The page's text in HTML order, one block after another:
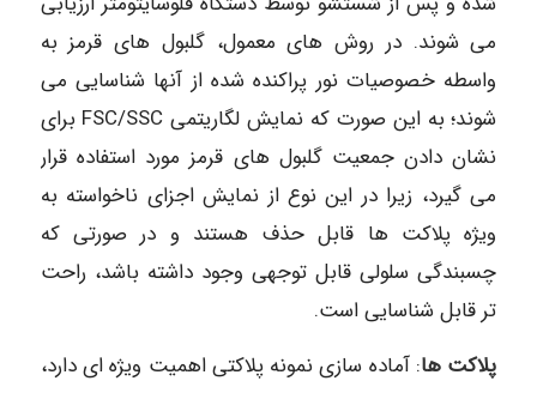
می شوند. در روش های معمول، گلبول های قرمز به
واسطه خصوصیات نور پراکنده شده از آنها شناسایی می
شوند؛ به این صورت که نمایش لگاریتمی FSC/SSC برای
نشان دادن جمعیت گلبول های قرمز مورد استفاده قرار
می گیرد، زیرا در این نوع از نمایش اجزای ناخواسته به
ویژه پلاکت ها قابل حذف هستند و در صورتی که
چسبندگی سلولی قابل توجهی وجود داشته باشد، راحت
تر قابل شناسایی است.
پلاکت ها: آماده سازی نمونه پلاکتی اهمیت ویژه ای دارد،